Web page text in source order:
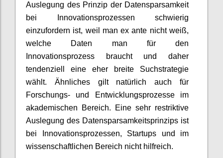
Auslegung des Prinzip der Datensparsamkeit
bei Innovationsprozessen schwierig
einzufordern ist, weil man ex ante nicht weiß,
welche Daten man für den
Innovationsprozess braucht und daher
tendenziell eine eher breite Suchstrategie
wählt. Ähnliches gilt natürlich auch für
Forschungs- und Entwicklungsprozesse im
akademischen Bereich. Eine sehr restriktive
Auslegung des Datensparsamkeitsprinzips ist
bei Innovationsprozessen, Startups und im
wissenschaftlichen Bereich nicht hilfreich.